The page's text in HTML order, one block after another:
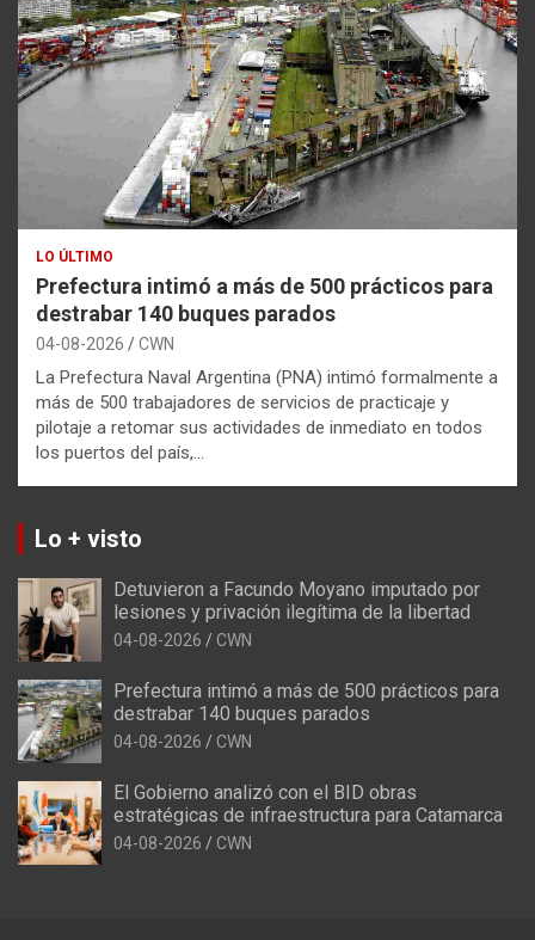
LO ÚLTIMO
Prefectura intimó a más de 500 prácticos para
destrabar 140 buques parados
04-08-2026 CWN
La Prefectura Naval Argentina (PNA) intimó formalmente a
más de 500 trabajadores de servicios de practicaje y
pilotaje a retomar sus actividades de inmediato en todos
los puertos del país,…
Lo + visto
Detuvieron a Facundo Moyano imputado por
lesiones y privación ilegítima de la libertad
04-08-2026 CWN
Prefectura intimó a más de 500 prácticos para
destrabar 140 buques parados
04-08-2026 CWN
El Gobierno analizó con el BID obras
estratégicas de infraestructura para Catamarca
04-08-2026 CWN